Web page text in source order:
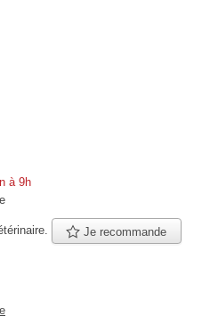
à 9h
Je recommande